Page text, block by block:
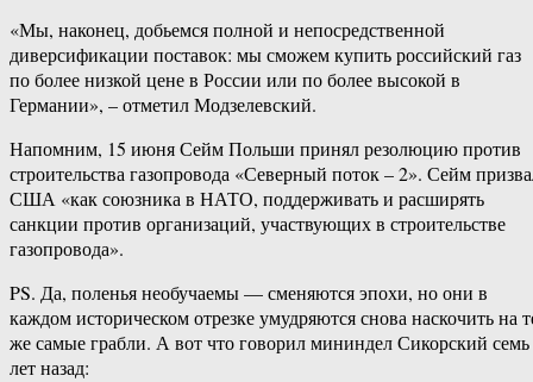
«Мы, наконец, добьемся полной и непосредственной
диверсификации поставок: мы сможем купить российский газ
по более низкой цене в России или по более высокой в
Германии», – отметил Модзелевский.
Напомним, 15 июня Сейм Польши принял резолюцию против
строительства газопровода «Северный поток – 2». Сейм
США «как союзника в НАТО, поддерживать и расширять
санкции против организаций, участвующих в строительстве
газопровода».
PS. Да, поленья необучаемы — сменяются эпохи, но они в
каждом историческом отрезке умудряются снова наскочить на
же самые грабли. А вот что говорил мининдел Сикорский семь
лет назад: